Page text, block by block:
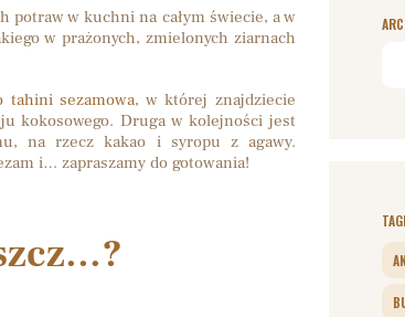
potraw w kuchni na całym świecie, a w
w prażonych, zmielonych ziarnach
tahini sezamowa, w której znajdziecie
kokosowego. Druga w kolejności jest
na rzecz kakao i syropu z agawy.
i… zapraszamy do gotowania!
TAGI